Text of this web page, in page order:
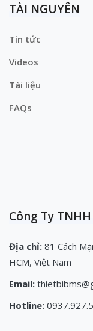
TÀI NGUYÊN
Tin tức
Videos
Tài liệu
FAQs
Công Ty
Địa chỉ: 81 Cách
HCM, Việt Nam
Email:
Hotline: